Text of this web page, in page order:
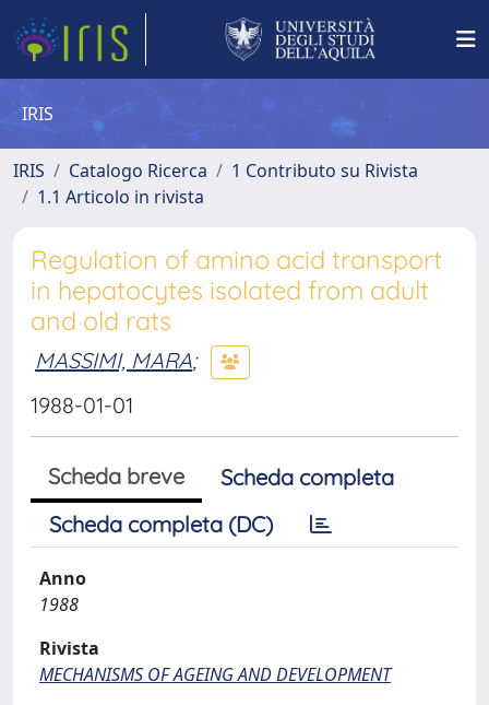
IRIS
IRIS Catalogo Ricerca
1 Contributo su Rivista
1.1 Articolo in rivista
Regulation of amino acid transport
in hepatocytes isolated from adult
and old rats
MASSIMI, MARA;
1988-01-01
Scheda breve
Scheda completa
Scheda completa (DC)
Anno
1988
Rivista
MECHANISMS OF AGEING AND DEVELOPMENT